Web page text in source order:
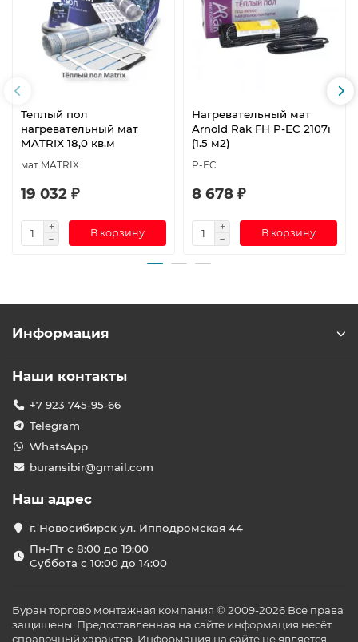
Теплый пол
нагревательный мат
MATRIX 18,0 кв.м
мат MATRIX
19 032 ₽
В корзину
Нагревательный мат
Arnold Rak FH P-EC 2107i
(1.5 м2)
P-EC
8 678 ₽
В корзину
Информация
Наши контакты
+7 923 745-95-66
Telegram
WhatsApp
buransibir@gmail.com
Наш адрес
г. Новосибирск ул. Ипподромская 44
Пн-Пт с 8:00 до 19:00
Суббота с 10:00 до 14:00
Буран торгово монтажная компания © 2009-2026 Все права
защищены. Предоставленная на сайте информация несёт
справочный характер. Информация на сайте не является